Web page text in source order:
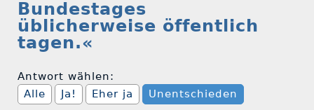
Bundestages
üblicherweise öffentlich
tagen.«
Antwort wählen:
Alle
Ja! Eher ja Unentschieden